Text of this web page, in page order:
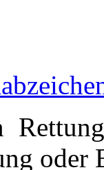
oder